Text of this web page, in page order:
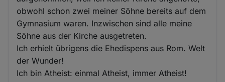
obwohl schon zwei meiner Söhne bereits auf dem
Gymnasium waren. Inzwischen sind alle meine
Söhne aus der Kirche ausgetreten.
Ich erhielt übrigens die Ehedispens aus Rom. Welt
der Wunder!
Ich bin Atheist: einmal Atheist, immer Atheist!